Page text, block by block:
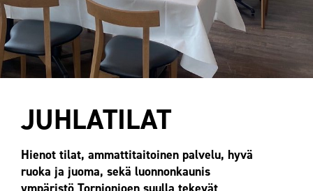
JUHLATILAT
Hienot tilat, ammattitaitoinen palvelu, hyvä
ruoka ja juoma, sekä luonnonkaunis